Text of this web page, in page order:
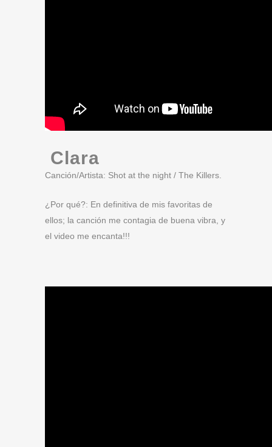
Clara
Canción/Artista: Shot at the night / The Killers.
¿Por qué?: En definitiva de mis favoritas de
ellos; la canción me contagia de buena vibra, y
el video me encanta!!!